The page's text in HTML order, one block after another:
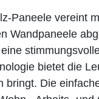
Paneele vereint
Wandpaneele
bietet die
Die